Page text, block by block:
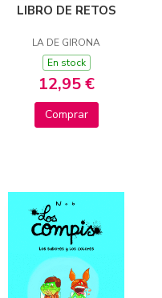
LIBRO DE RETOS
LA DE GIRONA
En stock
12,95 €
Comprar